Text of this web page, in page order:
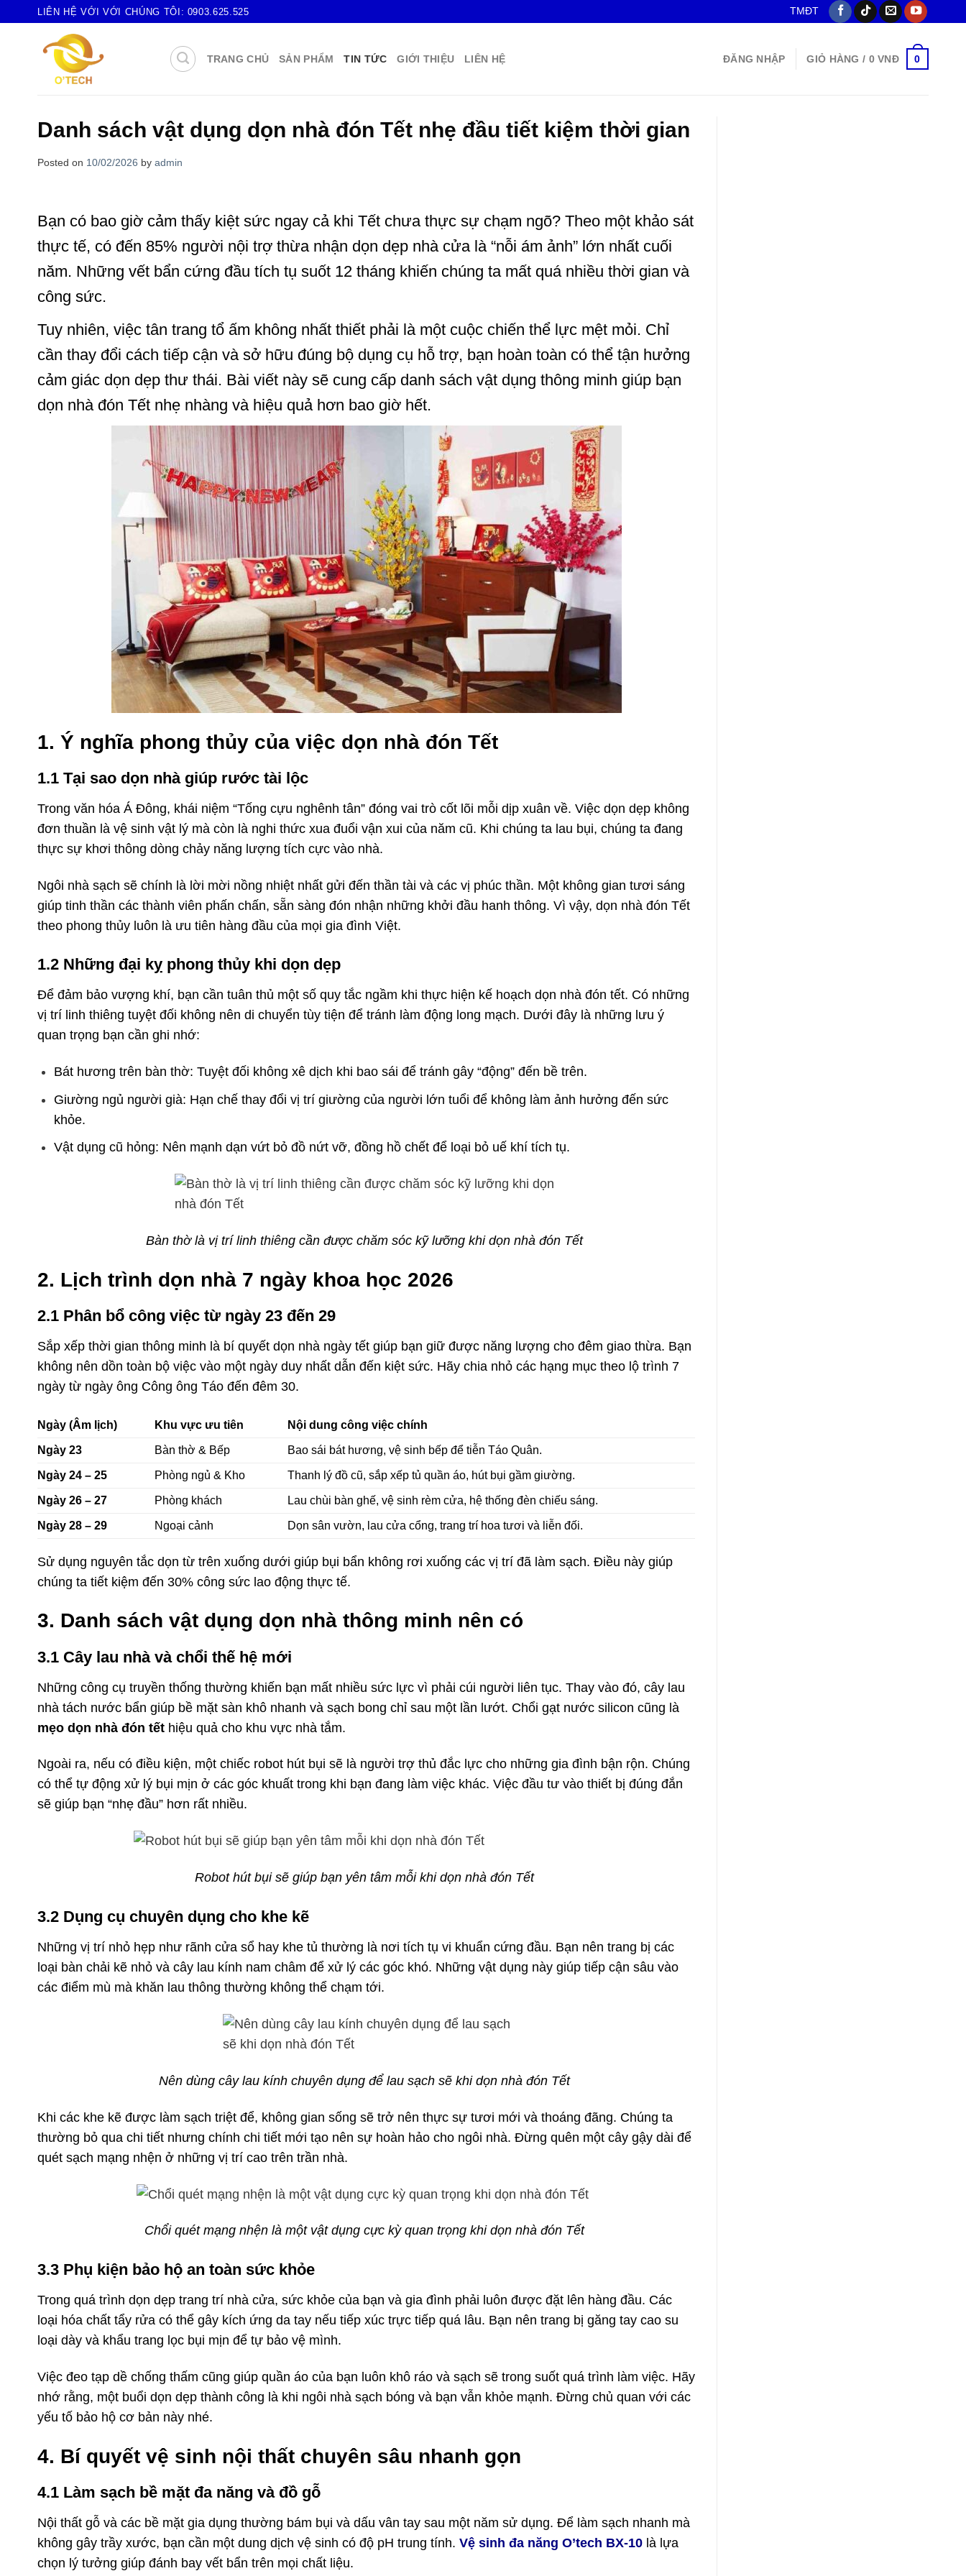
LIÊN HỆ VỚI VỚI CHÚNG TÔI: 0903.625.525 TMĐT
TRANG CHỦ SẢN PHẨM TIN TỨC GIỚI THIỆU LIÊN HỆ ĐĂNG NHẬP GIỎ HÀNG / 0VNĐ 0
Danh sách vật dụng dọn nhà đón Tết nhẹ đầu tiết kiệm thời gian
Posted on 10/02/2026 by admin
Bạn có bao giờ cảm thấy kiệt sức ngay cả khi Tết chưa thực sự chạm ngõ? Theo một khảo sát
thực tế, có đến 85% người nội trợ thừa nhận dọn dẹp nhà cửa là “nỗi ám ảnh” lớn nhất cuối
năm. Những vết bẩn cứng đầu tích tụ suốt 12 tháng khiến chúng ta mất quá nhiều thời gian và
công sức.
Tuy nhiên, việc tân trang tổ ấm không nhất thiết phải là một cuộc chiến thể lực mệt mỏi. Chỉ
cần thay đổi cách tiếp cận và sở hữu đúng bộ dụng cụ hỗ trợ, bạn hoàn toàn có thể tận hưởng
cảm giác dọn dẹp thư thái. Bài viết này sẽ cung cấp danh sách vật dụng thông minh giúp bạn
dọn nhà đón Tết nhẹ nhàng và hiệu quả hơn bao giờ hết.
1. Ý nghĩa phong thủy của việc dọn nhà đón Tết
1.1 Tại sao dọn nhà giúp rước tài lộc
Trong văn hóa Á Đông, khái niệm “Tống cựu nghênh tân” đóng vai trò cốt lõi mỗi dịp xuân về. Việc dọn dẹp không
đơn thuần là vệ sinh vật lý mà còn là nghi thức xua đuổi vận xui của năm cũ. Khi chúng ta lau bụi, chúng ta đang
thực sự khơi thông dòng chảy năng lượng tích cực vào nhà.
Ngôi nhà sạch sẽ chính là lời mời nồng nhiệt nhất gửi đến thần tài và các vị phúc thần. Một không gian tươi sáng
giúp tinh thần các thành viên phấn chấn, sẵn sàng đón nhận những khởi đầu hanh thông. Vì vậy, dọn nhà đón Tết
theo phong thủy luôn là ưu tiên hàng đầu của mọi gia đình Việt.
1.2 Những đại kỵ phong thủy khi dọn dẹp
Để đảm bảo vượng khí, bạn cần tuân thủ một số quy tắc ngầm khi thực hiện kế hoạch dọn nhà đón tết. Có những
vị trí linh thiêng tuyệt đối không nên di chuyển tùy tiện để tránh làm động long mạch. Dưới đây là những lưu ý
quan trọng bạn cần ghi nhớ:
Bát hương trên bàn thờ: Tuyệt đối không xê dịch khi bao sái để tránh gây “động” đến bề trên.
Giường ngủ người già: Hạn chế thay đổi vị trí giường của người lớn tuổi để không làm ảnh hưởng đến sức
khỏe.
Vật dụng cũ hỏng: Nên mạnh dạn vứt bỏ đồ nứt vỡ, đồng hồ chết để loại bỏ uế khí tích tụ.
Bàn thờ là vị trí linh thiêng cần được chăm sóc kỹ lưỡng khi dọn nhà đón Tết
2. Lịch trình dọn nhà 7 ngày khoa học 2026
2.1 Phân bổ công việc từ ngày 23 đến 29
Sắp xếp thời gian thông minh là bí quyết dọn nhà ngày tết giúp bạn giữ được năng lượng cho đêm giao thừa. Bạn
không nên dồn toàn bộ việc vào một ngày duy nhất dẫn đến kiệt sức. Hãy chia nhỏ các hạng mục theo lộ trình 7
ngày từ ngày ông Công ông Táo đến đêm 30.
Ngày (Âm lịch) Khu vực ưu tiên Nội dung công việc chính
Ngày 23 Bàn thờ & Bếp Bao sái bát hương, vệ sinh bếp để tiễn Táo Quân.
Ngày 24 – 25 Phòng ngủ & Kho Thanh lý đồ cũ, sắp xếp tủ quần áo, hút bụi gầm giường.
Ngày 26 – 27 Phòng khách Lau chùi bàn ghế, vệ sinh rèm cửa, hệ thống đèn chiếu sáng.
Ngày 28 – 29 Ngoại cảnh Dọn sân vườn, lau cửa cổng, trang trí hoa tươi và liễn đối.
Sử dụng nguyên tắc dọn từ trên xuống dưới giúp bụi bẩn không rơi xuống các vị trí đã làm sạch. Điều này giúp
chúng ta tiết kiệm đến 30% công sức lao động thực tế.
3. Danh sách vật dụng dọn nhà thông minh nên có
3.1 Cây lau nhà và chổi thế hệ mới
Những công cụ truyền thống thường khiến bạn mất nhiều sức lực vì phải cúi người liên tục. Thay vào đó, cây lau
nhà tách nước bẩn giúp bề mặt sàn khô nhanh và sạch bong chỉ sau một lần lướt. Chổi gạt nước silicon cũng là
mẹo dọn nhà đón tết hiệu quả cho khu vực nhà tắm.
Ngoài ra, nếu có điều kiện, một chiếc robot hút bụi sẽ là người trợ thủ đắc lực cho những gia đình bận rộn. Chúng
có thể tự động xử lý bụi mịn ở các góc khuất trong khi bạn đang làm việc khác. Việc đầu tư vào thiết bị đúng đắn
sẽ giúp bạn “nhẹ đầu” hơn rất nhiều.
Robot hút bụi sẽ giúp bạn yên tâm mỗi khi dọn nhà đón Tết
3.2 Dụng cụ chuyên dụng cho khe kẽ
Những vị trí nhỏ hẹp như rãnh cửa sổ hay khe tủ thường là nơi tích tụ vi khuẩn cứng đầu. Bạn nên trang bị các
loại bàn chải kẽ nhỏ và cây lau kính nam châm để xử lý các góc khó. Những vật dụng này giúp tiếp cận sâu vào
các điểm mù mà khăn lau thông thường không thể chạm tới.
Nên dùng cây lau kính chuyên dụng để lau sạch sẽ khi dọn nhà đón Tết
Khi các khe kẽ được làm sạch triệt để, không gian sống sẽ trở nên thực sự tươi mới và thoáng đãng. Chúng ta
thường bỏ qua chi tiết nhưng chính chi tiết mới tạo nên sự hoàn hảo cho ngôi nhà. Đừng quên một cây gậy dài để
quét sạch mạng nhện ở những vị trí cao trên trần nhà.
Chổi quét mạng nhện là một vật dụng cực kỳ quan trọng khi dọn nhà đón Tết
3.3 Phụ kiện bảo hộ an toàn sức khỏe
Trong quá trình dọn dẹp trang trí nhà cửa, sức khỏe của bạn và gia đình phải luôn được đặt lên hàng đầu. Các
loại hóa chất tẩy rửa có thể gây kích ứng da tay nếu tiếp xúc trực tiếp quá lâu. Bạn nên trang bị găng tay cao su
loại dày và khẩu trang lọc bụi mịn để tự bảo vệ mình.
Việc đeo tạp dề chống thấm cũng giúp quần áo của bạn luôn khô ráo và sạch sẽ trong suốt quá trình làm việc. Hãy
nhớ rằng, một buổi dọn dẹp thành công là khi ngôi nhà sạch bóng và bạn vẫn khỏe mạnh. Đừng chủ quan với các
yếu tố bảo hộ cơ bản này nhé.
4. Bí quyết vệ sinh nội thất chuyên sâu nhanh gọn
4.1 Làm sạch bề mặt đa năng và đồ gỗ
Nội thất gỗ và các bề mặt gia dụng thường bám bụi và dấu vân tay sau một năm sử dụng. Để làm sạch nhanh mà
không gây trầy xước, bạn cần một dung dịch vệ sinh có độ pH trung tính. Vệ sinh đa năng O’tech BX-10 là lựa
chọn lý tưởng giúp đánh bay vết bẩn trên mọi chất liệu.